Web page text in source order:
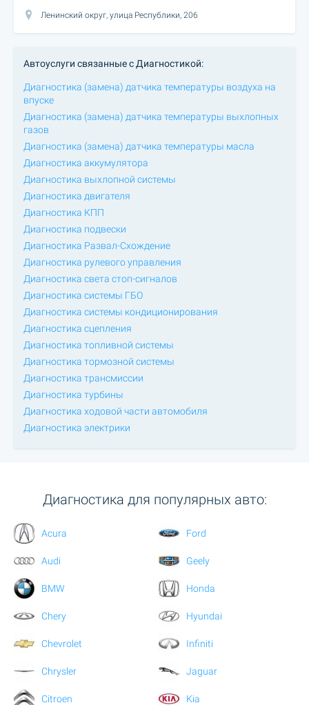
Ленинский округ, улица Республики, 206
Автоуслуги связанные с Диагностикой:
Диагностика (замена) датчика температуры воздуха на
впуске
Диагностика (замена) датчика температуры выхлопных
газов
Диагностика (замена) датчика температуры масла
Диагностика аккумулятора
Диагностика выхлопной системы
Диагностика двигателя
Диагностика КПП
Диагностика подвески
Диагностика Развал-Схождение
Диагностика рулевого управления
Диагностика света стоп-сигналов
Диагностика системы ГБО
Диагностика системы кондиционирования
Диагностика сцепления
Диагностика топливной системы
Диагностика тормозной системы
Диагностика трансмиссии
Диагностика турбины
Диагностика ходовой части автомобиля
Диагностика электрики
Диагностика для популярных авто:
Acura
Audi
BMW
Chery
Chevrolet
Chrysler
Citroen
Ford
Geely
Honda
Hyundai
Infiniti
Jaguar
Kia